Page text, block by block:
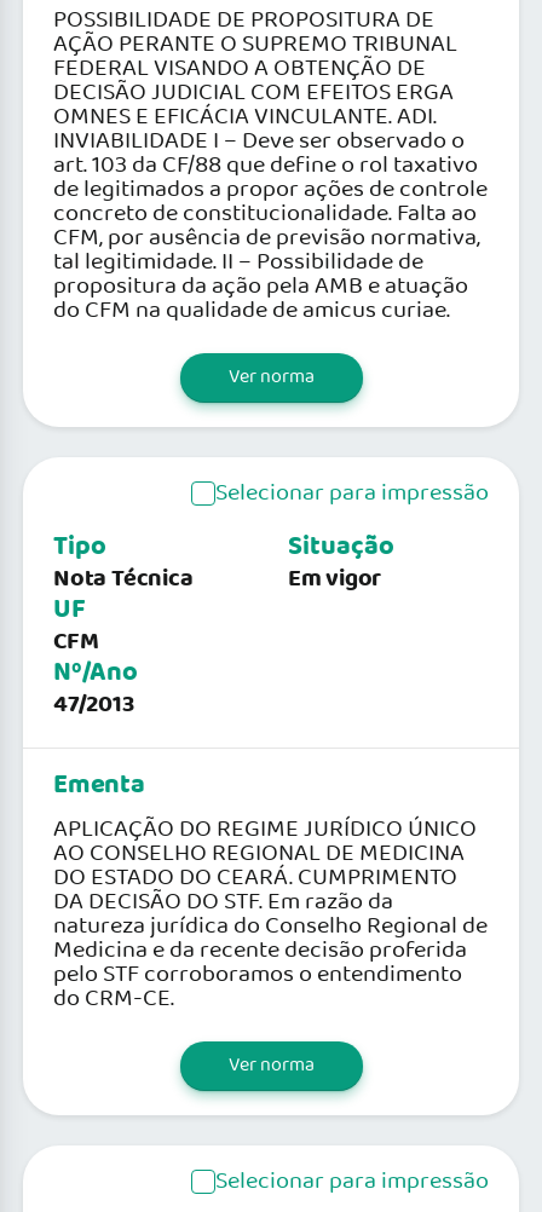
POSSIBILIDADE DE PROPOSITURA DE
AÇÃO PERANTE O SUPREMO TRIBUNAL
FEDERAL VISANDO A OBTENÇÃO DE
DECISÃO JUDICIAL COM EFEITOS ERGA
OMNES E EFICÁCIA VINCULANTE. ADI.
INVIABILIDADE I – Deve ser observado o
art. 103 da CF/88 que define o rol taxativo
de legitimados a propor ações de controle
concreto de constitucionalidade. Falta ao
CFM, por ausência de previsão normativa,
tal legitimidade. II – Possibilidade de
propositura da ação pela AMB e atuação
do CFM na qualidade de amicus curiae.
Ver norma
Selecionar para impressão
Tipo
Nota Técnica
UF
CFM
Nº/Ano
47/2013
Situação
Em vigor
Ementa
APLICAÇÃO DO REGIME JURÍDICO ÚNICO
AO CONSELHO REGIONAL DE MEDICINA
DO ESTADO DO CEARÁ. CUMPRIMENTO
DA DECISÃO DO STF. Em razão da
natureza jurídica do Conselho Regional de
Medicina e da recente decisão proferida
pelo STF corroboramos o entendimento
do CRM-CE.
Ver norma
Selecionar para impressão